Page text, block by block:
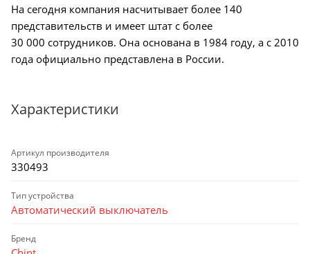
На сегодня компания насчитывает более 140
представительств и имеет штат с более
30 000 сотрудников. Она основана в 1984 году, а с 2010
года официально представлена в России.
Характеристики
Артикул производителя
330493
Тип устройства
Автоматический выключатель
Бренд